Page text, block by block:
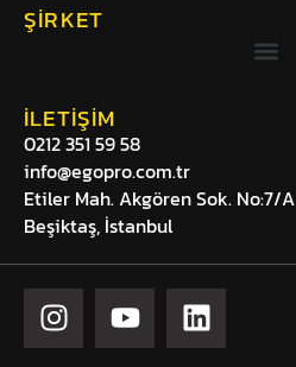
ŞIRKET
İLETIŞIM
0212 351 59 58
info@egopro.com.tr
Etiler Mah. Akgören Sok. No:7/A
Beşiktaş, İstanbul